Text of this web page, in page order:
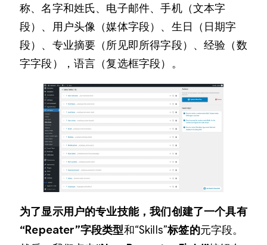
称、名字和姓氏、电子邮件、手机（文本字
段）、用户头像（媒体字段）、生日（日期字
段）、专业摘要（所见即所得字段）、经验（数
字字段），语言（复选框字段）。
为了显示用户的专业技能，我们创建了一个具有
“Repeater”字段类型和“Skills”标签的元字段。